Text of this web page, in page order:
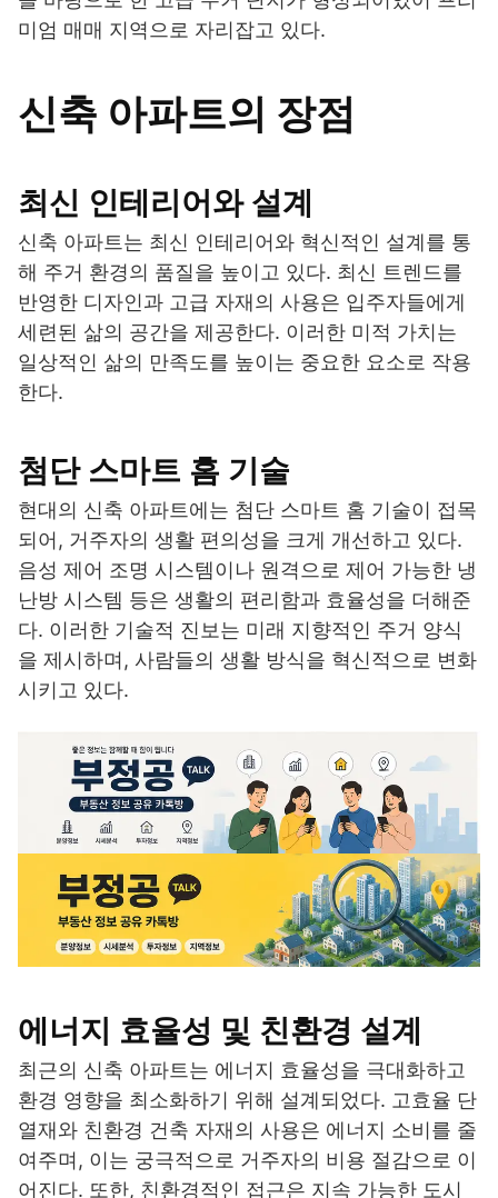
미엄 매매 지역으로 자리잡고 있다.
신축 아파트의 장점
최신 인테리어와 설계
신축 아파트는 최신 인테리어와 혁신적인 설계를 통
해 주거 환경의 품질을 높이고 있다. 최신 트렌드를
반영한 디자인과 고급 자재의 사용은 입주자들에게
세련된 삶의 공간을 제공한다. 이러한 미적 가치는
일상적인 삶의 만족도를 높이는 중요한 요소로 작용
한다.
첨단 스마트 홈 기술
현대의 신축 아파트에는 첨단 스마트 홈 기술이 접목
되어, 거주자의 생활 편의성을 크게 개선하고 있다.
음성 제어 조명 시스템이나 원격으로 제어 가능한 냉
난방 시스템 등은 생활의 편리함과 효율성을 더해준
다. 이러한 기술적 진보는 미래 지향적인 주거 양식
을 제시하며, 사람들의 생활 방식을 혁신적으로 변화
시키고 있다.
에너지 효율성 및 친환경 설계
최근의 신축 아파트는 에너지 효율성을 극대화하고
환경 영향을 최소화하기 위해 설계되었다. 고효율 단
열재와 친환경 건축 자재의 사용은 에너지 소비를 줄
여주며, 이는 궁극적으로 거주자의 비용 절감으로 이
어진다. 또한, 친환경적인 접근은 지속 가능한 도시